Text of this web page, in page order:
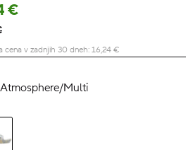
€
cena v zadnjih 30 dneh:16,24 €
Atmosphere/Multi